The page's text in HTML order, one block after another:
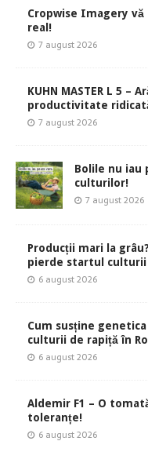
Cropwise Imagery
real!
7 august 2026
KUHN MASTER L 5
productivitate
7 august 2026
Bolile nu iau
culturilor!
7 august 2026
Producții mari la
pierde startul
6 august 2026
Cum susține
culturii de rapiță în
6 august 2026
Aldemir F1 – O
toleranțe!
6 august 2026